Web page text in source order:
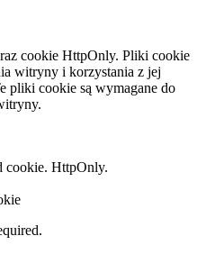
cookie HttpOnly. Pliki cookie
witryny i korzystania z jej
pliki cookie są wymagane do
cookie. HttpOnly.